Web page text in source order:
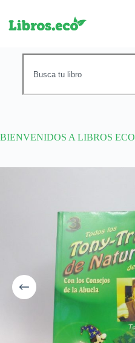
BIENVENIDOS A LIBROS ECO